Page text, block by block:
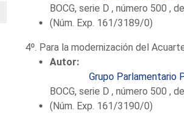
BOCG, serie D , número 500 ,
(Núm. Exp. 161/3189/0)
4º. Para la modernización del
Autor:
Grupo Parlamentario
BOCG, serie D , número 500 ,
(Núm. Exp. 161/3190/0)